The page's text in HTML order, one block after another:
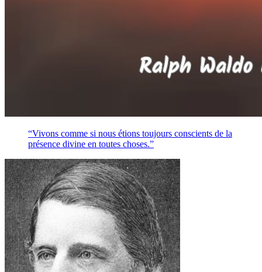
“Vivons comme si nous étions toujours conscients de la
présence divine en toutes choses.”